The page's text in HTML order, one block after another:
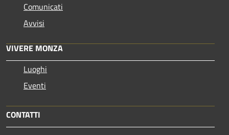
Comunicati
Avvisi
VIVERE MONZA
Luoghi
Eventi
CONTATTI